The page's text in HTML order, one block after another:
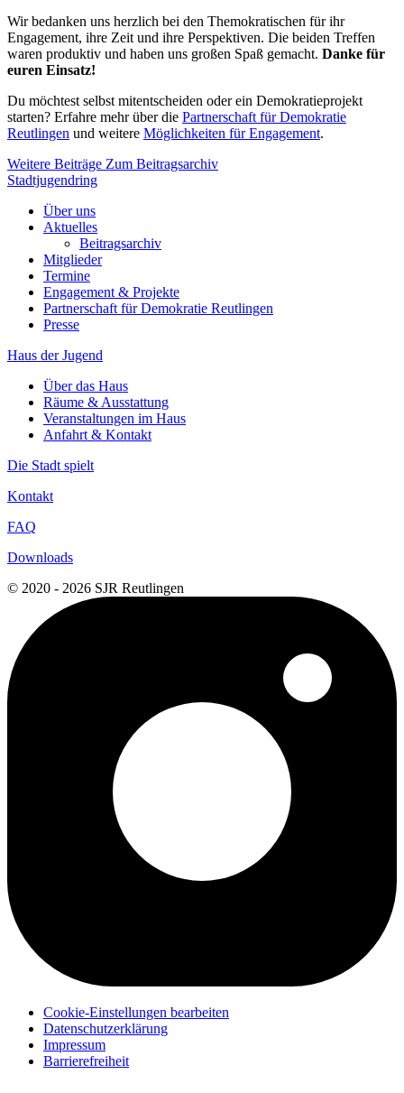
Wir bedanken uns herzlich bei den Themokratischen für ihr
Engagement, ihre Zeit und ihre Perspektiven. Die beiden Treffen
waren produktiv und haben uns großen Spaß gemacht. Danke für
euren Einsatz!
Du möchtest selbst mitentscheiden oder ein Demokratieprojekt
starten? Erfahre mehr über die Partnerschaft für Demokratie
Reutlingen und weitere Möglichkeiten für Engagement.
Weitere Beiträge Zum Beitragsarchiv
Stadtjugendring
Über uns
Aktuelles
Beitragsarchiv
Mitglieder
Termine
Engagement & Projekte
Partnerschaft für Demokratie Reutlingen
Presse
Haus der Jugend
Über das Haus
Räume & Ausstattung
Veranstaltungen im Haus
Anfahrt & Kontakt
Die Stadt spielt
Kontakt
FAQ
Downloads
© 2020 - 2026 SJR Reutlingen
Cookie-Einstellungen bearbeiten
Datenschutzerklärung
Impressum
Barrierefreiheit